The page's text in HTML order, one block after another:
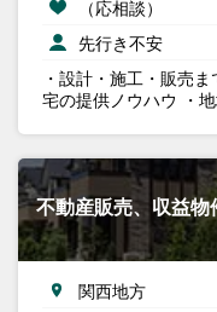
（応相談）
先行き不安
・設計・施工・販売
宅の提供ノウハウ ・
不動産販売、収益物
関西地方